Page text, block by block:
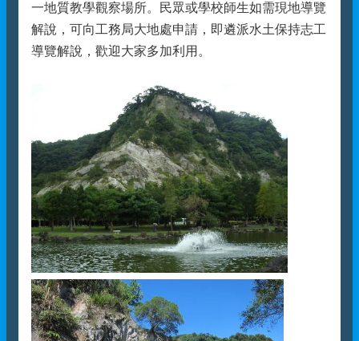
一地質教學觀察場所。民眾或學校師生如需現地導覽
解說，可向工務局大地處申請，即遴派水土保持志工
導覽解說，歡迎大家多加利用。